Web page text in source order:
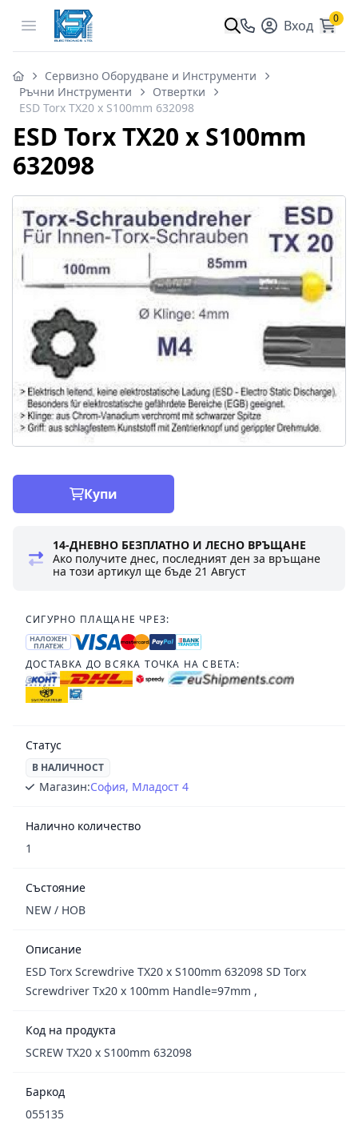
Open menu Вход 0
Сервизно Оборудване и Инструменти
Ръчни Инструменти
Отвертки
ESD Torx TX20 x S100mm 632098
ESD Torx TX20 x S100mm
632098
Купи
14-ДНЕВНО БЕЗПЛАТНО И ЛЕСНО ВРЪЩАНЕ
Ако получите днес, последният ден за връщане
на този артикул ще бъде21 Август
СИГУРНО ПЛАЩАНЕ ЧРЕЗ:
НАЛОЖЕН
ПЛАТЕЖ
ДОСТАВКА ДО ВСЯКА ТОЧКА НА СВЕТА:
Статус
В НАЛИЧНОСТ
Магазин:София, Младост 4
Налично количество
1
Състояние
NEW / НОВ
Описание
ESD Torx Screwdrive TX20 x S100mm 632098 SD Torx
Screwdriver Tx20 x 100mm Handle=97mm ,
Код на продукта
SCREW TX20 x S100mm 632098
Баркод
055135